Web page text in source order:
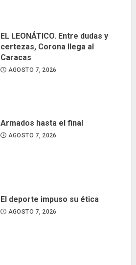
EL LEONÁTICO. Entre dudas y
certezas, Corona llega al
Caracas
AGOSTO 7, 2026
Armados hasta el final
AGOSTO 7, 2026
El deporte impuso su ética
AGOSTO 7, 2026